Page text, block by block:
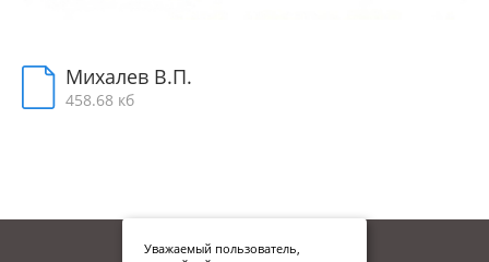
Михалев В.П.
458.68 кб
Уважаемый пользователь,